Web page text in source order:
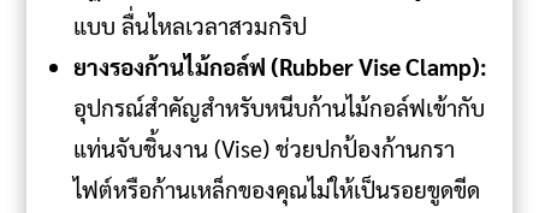
แบบ ลื่นไหลเวลาสวมกริป
ยางรองก้านไม้กอล์ฟ (Rubber Vise Clamp):
อุปกรณ์สำคัญสำหรับหนีบก้านไม้กอล์ฟเข้ากับ
แท่นจับชิ้นงาน (Vise) ช่วยปกป้องก้านกรา
ไฟต์หรือก้านเหล็กของคุณไม่ให้เป็นรอยขูดขีด